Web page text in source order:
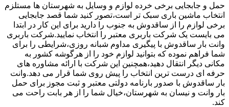
حمل و جابجایی برخی خرده لوازم و وسایل به شهرستان ها مستلزم
انتخاب ماشین باری سبک تر است،تصور کنید شما قصد جابجایی
برخی لوازم را از ساقدوش به جنوب را دارید برای این کار در ابتدا
می بایست یک شرکت باربری معتبر را انتخاب نمایید.شرکت باربری
وانت بار ساقدوش با پیگیری مداوم شبانه روزی،شرایطی را برای
شما فراهم نموده که بتوانید لوازم خود را از هرگوشه کشور به
مکانی دیگر انتقال دهید،همچنین این شرکت با ارائه مشاوره های
حرفه ای درست ترین انتخاب را پیش روی شما قرار می دهد.وانت
بار ساقدوش با صدور بارنامه دولتی معتبر و ثبت مجوز برای حمل
بار وانت و نیسان به شهرستان،خیال شما را از هر بابت راحت می
کند.